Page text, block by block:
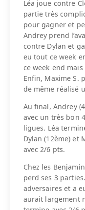
Léa joue contre
partie très
pour gagner et
Andrey prend
contre Dylan et
eu tout ce week
ce week end mais
Enfin, Maxime S.
de même réalisé
Au final, Andrey
avec un très bon
ligues. Léa
Dylan (12ème) et
avec 2/6 pts.
Chez les
perd ses 3
adversaires et a
aurait largement